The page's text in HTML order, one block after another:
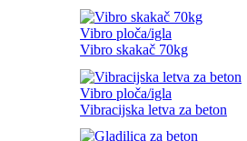
Vibro ploča/igla
Vibro skakač 70kg
Vibro ploča/igla
Vibracijska letva za beton